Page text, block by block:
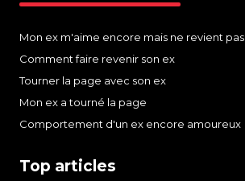
Mon ex m'aime encore mais ne revient pas
Comment faire revenir son ex
Tourner la page avec son ex
Mon ex a tourné la page
Comportement d'un ex encore amoureux
Top articles